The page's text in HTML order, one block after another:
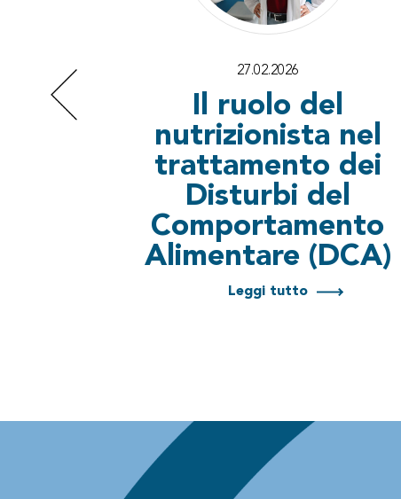
27.02.2026
Il ruolo del
nutrizionista nel
trattamento dei
Disturbi del
Comportamento
Alimentare (DCA)
Leggi tutto